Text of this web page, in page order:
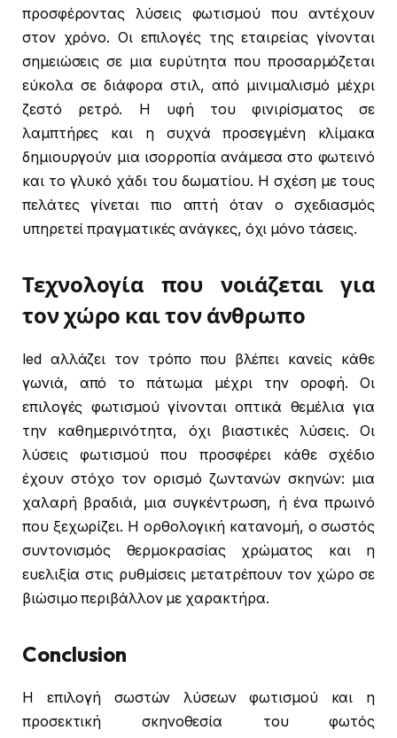
προσφέροντας λύσεις φωτισμού που αντέχουν
στον χρόνο. Οι επιλογές της εταιρείας γίνονται
σημειώσεις σε μια ευρύτητα που προσαρμόζεται
εύκολα σε διάφορα στιλ, από μινιμαλισμό μέχρι
ζεστό ρετρό. Η υφή του φινιρίσματος σε
λαμπτήρες και η συχνά προσεγμένη κλίμακα
δημιουργούν μια ισορροπία ανάμεσα στο φωτεινό
και το γλυκό χάδι του δωματίου. Η σχέση με τους
πελάτες γίνεται πιο απτή όταν ο σχεδιασμός
υπηρετεί πραγματικές ανάγκες, όχι μόνο τάσεις.
Τεχνολογία που νοιάζεται για
τον χώρο και τον άνθρωπο
led αλλάζει τον τρόπο που βλέπει κανείς κάθε
γωνιά, από το πάτωμα μέχρι την οροφή. Οι
επιλογές φωτισμού γίνονται οπτικά θεμέλια για
την καθημερινότητα, όχι βιαστικές λύσεις. Οι
λύσεις φωτισμού που προσφέρει κάθε σχέδιο
έχουν στόχο τον ορισμό ζωντανών σκηνών: μια
χαλαρή βραδιά, μια συγκέντρωση, ή ένα πρωινό
που ξεχωρίζει. Η ορθολογική κατανομή, ο σωστός
συντονισμός θερμοκρασίας χρώματος και η
ευελιξία στις ρυθμίσεις μετατρέπουν τον χώρο σε
βιώσιμο περιβάλλον με χαρακτήρα.
Conclusion
Η επιλογή σωστών λύσεων φωτισμού και η
προσεκτική σκηνοθεσία του φωτός